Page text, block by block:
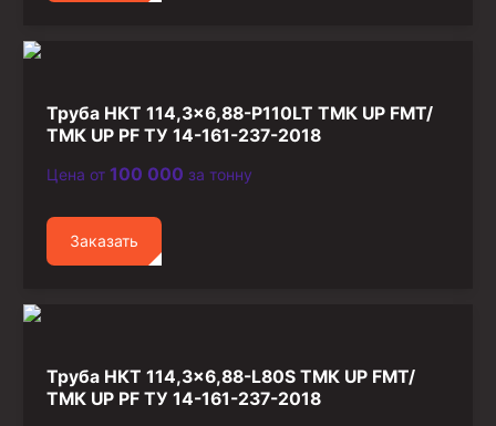
Труба НКТ 114,3×6,88-P110LT ТМК UP FMT/
ТМК UP PF ТУ 14-161-237-2018
Цена от 100 000 за тонну
Заказать
Труба НКТ 114,3×6,88-L80S ТМК UP FMT/
ТМК UP PF ТУ 14-161-237-2018